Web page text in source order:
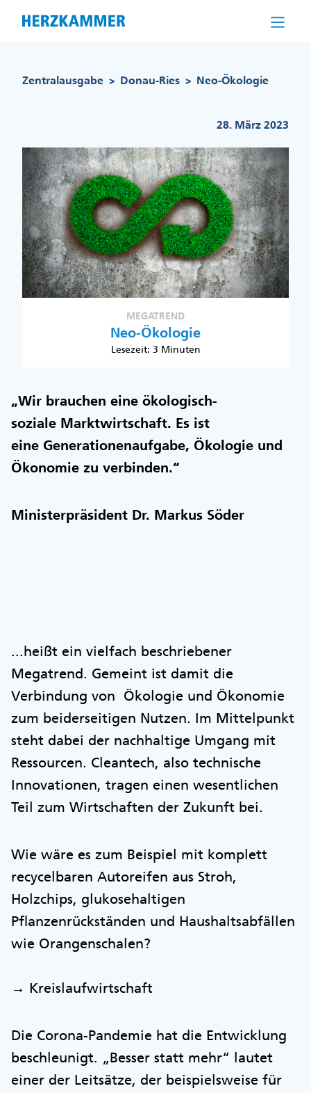
Zentralausgabe > Donau-Ries > Neo-Ökologie
28. März 2023
MEGATREND
Neo-Ökologie
Lesezeit: 3 Minuten
„Wir brauchen eine ökologisch-
soziale Marktwirtschaft. Es ist
eine Generationenaufgabe, Ökologie und
Ökonomie zu verbinden.“
Ministerpräsident Dr. Markus Söder
...heißt ein vielfach beschriebener
Megatrend. Gemeint ist damit die
Verbindung von Ökologie und Ökonomie
zum beiderseitigen Nutzen. Im Mittelpunkt
steht dabei der nachhaltige Umgang mit
Ressourcen. Cleantech, also technische
Innovationen, tragen einen wesentlichen
Teil zum Wirtschaften der Zukunft bei.
Wie wäre es zum Beispiel mit komplett
recycelbaren Autoreifen aus Stroh,
Holzchips, glukosehaltigen
Pflanzenrückständen und Haushaltsabfällen
wie Orangenschalen?
→ Kreislaufwirtschaft
Die Corona-Pandemie hat die Entwicklung
beschleunigt. „Besser statt mehr“ lautet
einer der Leitsätze, der beispielsweise für